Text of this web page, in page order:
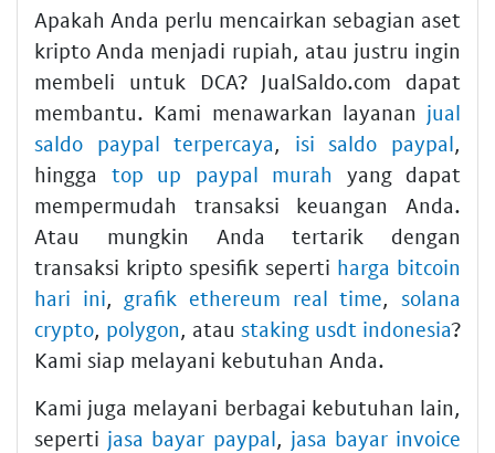
Apakah Anda perlu mencairkan sebagian aset
kripto Anda menjadi rupiah, atau justru ingin
membeli untuk DCA? JualSaldo.com dapat
membantu. Kami menawarkan layanan jual
saldo paypal terpercaya, isi saldo paypal,
hingga top up paypal murah yang dapat
mempermudah transaksi keuangan Anda.
Atau mungkin Anda tertarik dengan
transaksi kripto spesifik seperti harga bitcoin
hari ini, grafik ethereum real time,solana
crypto, polygon, atau staking usdt indonesia?
Kami siap melayani kebutuhan Anda.
Kami juga melayani berbagai kebutuhan lain,
seperti jasa bayar paypal, jasa bayar invoice